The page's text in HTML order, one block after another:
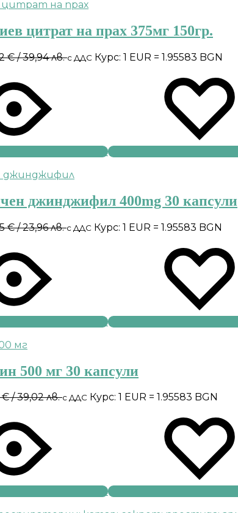
цитрат на прах 375мг 150гр.
€/ 39,94 лв.с ДДС Курс: 1 EUR = 1.95583 BGN
джинджифил 400mg 30 капсули
€/ 23,96 лв.с ДДС Курс: 1 EUR = 1.95583 BGN
500 мг 30 капсули
€/ 39,02 лв.с ДДС Курс: 1 EUR = 1.95583 BGN